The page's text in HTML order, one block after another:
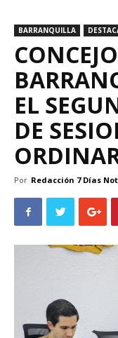
BARRANQUILLA
EL
DE
Por Redacción 7 Días